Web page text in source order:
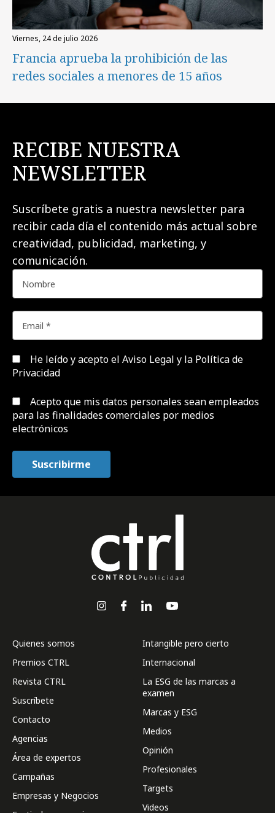
viernes, 24 de julio 2026
Francia aprueba la prohibición de las
redes sociales a menores de 15 años
RECIBE NUESTRA
NEWSLETTER
Suscríbete gratis a nuestra newsletter para
recibir cada día el contenido más actual sobre
creatividad, publicidad, marketing, y
comunicación.
He leído y acepto el Aviso Legal y la Política de
Privacidad
Acepto que mis datos personales sean empleados
para las finalidades comerciales por medios
electrónicos
Quienes somos
Premios CTRL
Revista CTRL
Suscríbete
Contacto
Agencias
Área de expertos
Campañas
Empresas y Negocios
Intangible pero cierto
Internacional
La ESG de las marcas a
examen
Marcas y ESG
Medios
Opinión
Profesionales
Targets
Videos